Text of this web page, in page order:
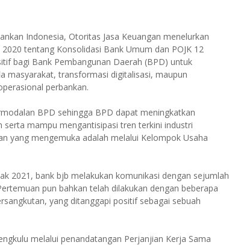
Indonesia, Otoritas Jasa Keuangan menelurkan
tentang Konsolidasi Bank Umum dan POJK 12
bagi Bank Pembangunan Daerah (BPD) untuk
masyarakat, transformasi digitalisasi, maupun
perbankan.
BPD sehingga BPD dapat meningkatkan
mampu mengantisipasi tren terkini industri
yang mengemuka adalah melalui Kelompok Usaha
2021, bank bjb melakukan komunikasi dengan sejumlah
pun bahkan telah dilakukan dengan beberapa
yang ditanggapi positif sebagai sebuah
melalui penandatangan Perjanjian Kerja Sama